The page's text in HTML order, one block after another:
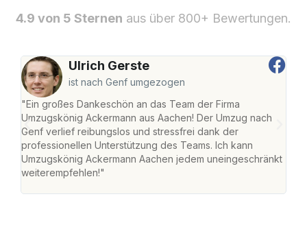
4.9 von 5 Sternen aus über 800+ Bewertungen.
Ulrich Gerste
ist nach Genf umgezogen
"Ein großes Dankeschön an das Team der Firma
Umzugskönig Ackermann aus Aachen! Der Umzug nach
Genf verlief reibungslos und stressfrei dank der
professionellen Unterstützung des Teams. Ich kann
Umzugskönig Ackermann Aachen jedem uneingeschränkt
weiterempfehlen!"